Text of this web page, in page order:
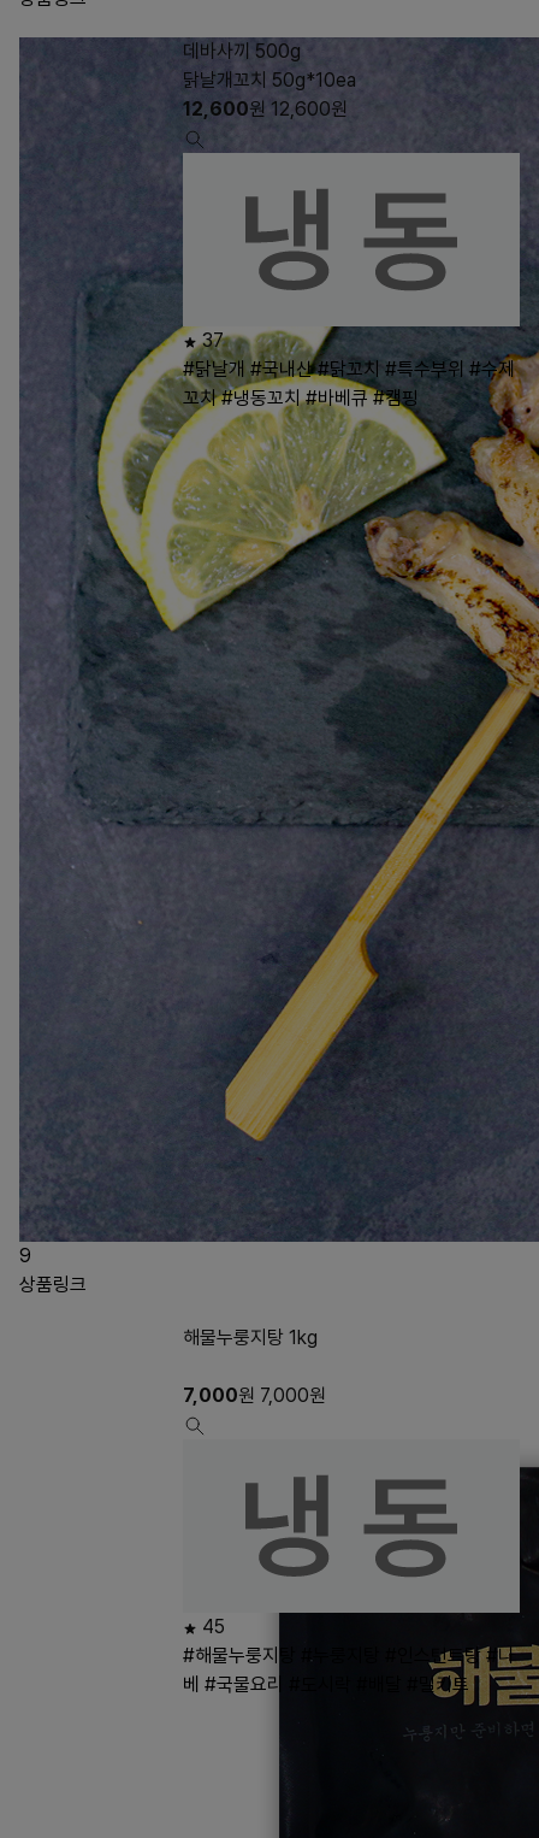
9
데바사끼 500g
닭날개꼬치 50g*10ea
12,600원 12,600원
37
#닭날개 #국내산 #닭꼬치 #특수부위 #수제
꼬치 #냉동꼬치 #바베큐 #캠핑
상품링크
해물누룽지탕 1kg
7,000원 7,000원
45
#해물누룽지탕
#누룽지탕 #인스턴트탕 #나
베 #국물요리 #밀키트